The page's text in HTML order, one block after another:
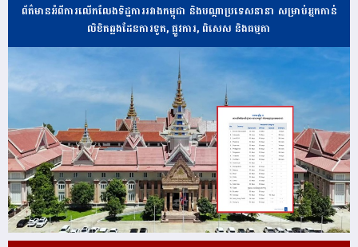
ព័ត៌មានអំពីការលើកលែងទិដ្ឋការរវាងកម្ពុជា និងបណ្ដាប្រទេសនានា សម្រាប់អ្នកកាន់
លិខិតឆ្លងដែនការទូត, ផ្លូវការ, ពិសេស និងធម្មតា